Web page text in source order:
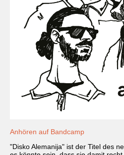
Anhören auf Bandcamp
"Disko Alemanija" ist der Titel des